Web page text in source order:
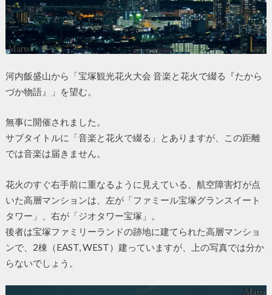
河内飯盛山から「宝塚観光花火大会 音楽と花火で綴る『たから
づか物語』」を望む。
無事に開催されました。
サブタイトルに「音楽と花火で綴る」とありますが、この距離
では音楽は届きません。
花火のすぐ右手前に重なるように見えている、航空障害灯が点
いた高層マンションは、左が「ファミール宝塚グランスイート
タワー」、右が「ジオタワー宝塚」。
後者は宝塚ファミリーランドの跡地に建てられた高層マンショ
ンで、2棟（EAST, WEST）建っていますが、上の写真では分か
らないでしょう。